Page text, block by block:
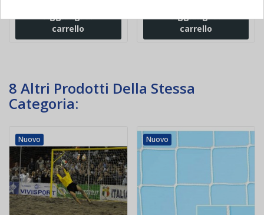
Aggiungi al
carrello
Aggiungi al
carrello
8 Altri Prodotti Della Stessa
Categoria:
Nuovo Nuovo